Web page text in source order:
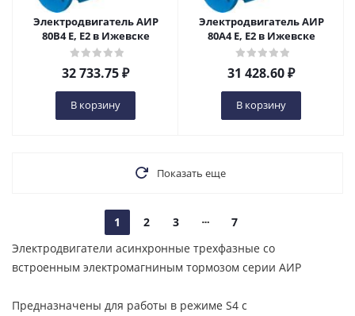
Электродвигатель АИР
80В4 Е, Е2 в Ижевске
32 733.75₽
В корзину
Электродвигатель АИР
80А4 Е, Е2 в Ижевске
31 428.60₽
В корзину
Показать еще
1 2 3
7
Электродвигатели асинхронные трехфазные со
встроенным электромагниным тормозом серии АИР
Предназначены для работы в режиме S4 с